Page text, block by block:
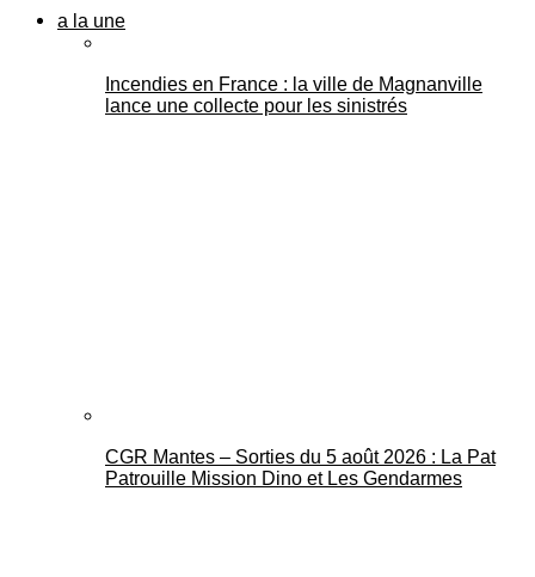
a la une
Incendies en France : la ville de Magnanville
lance une collecte pour les sinistrés
CGR Mantes – Sorties du 5 août 2026 : La Pat
Patrouille Mission Dino et Les Gendarmes